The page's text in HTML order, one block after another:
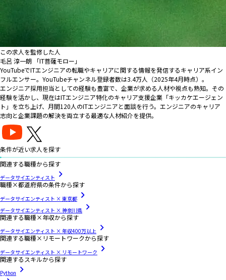
この求人を監修した人
毛呂 淳一朗 「IT菩薩モロー」
YouTubeでITエンジニアの転職やキャリアに関する情報を発信するキャリア系イン
フルエンサー。YouTubeチャンネル登録者数は3.4万人（2025年4月時点）。
エンジニア採用担当としての経験も豊富で、企業が求める人材や視点も熟知。その
経験を活かし、現在はITエンジニア特化のキャリア支援企業「キッカケエージェン
ト」を立ち上げ、月間120人のITエンジニアと面談を行う。エンジニアのキャリア
志向と企業課題の解決を両立する最適な人材紹介を提供。
条件が近い求人を探す
関連する職種から探す
データサイエンティスト
職種×都道府県の条件から探す
データサイエンティスト × 東京都
データサイエンティスト × 神奈川県
関連する職種×年収から探す
データサイエンティスト × 年収400万以上
関連する職種×リモートワークから探す
データサイエンティスト × リモートワーク
関連するスキルから探す
Python